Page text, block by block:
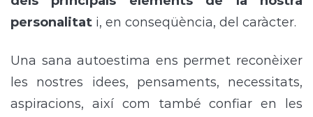
personalitat i, en conseqüència, del caràcter.
Una sana autoestima ens permet reconèixer
les nostres idees, pensaments, necessitats,
aspiracions, així com també confiar en les